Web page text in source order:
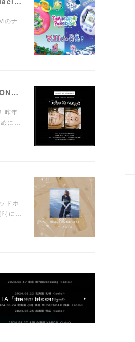
のナ
【LIVE】弾き語りワンマンライブ「Take it easy!」7/15(水)西荻窪ARTRIONにて開催！
昨年
に…
ドホ
に…
『be in bloom』